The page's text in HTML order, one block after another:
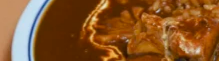
CULTURE
すべて